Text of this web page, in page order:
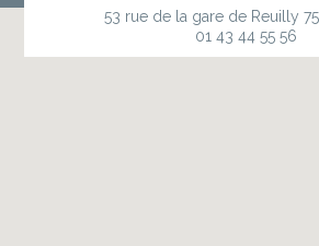
53 rue de la gare de Reuilly
01 43 44 55 56